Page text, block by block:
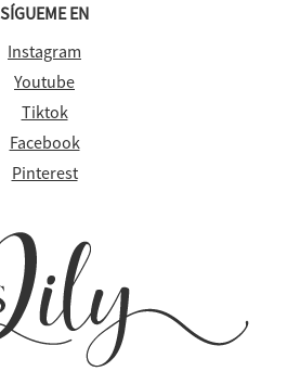
SÍGUEME EN
Instagram
Youtube
Tiktok
Facebook
Pinterest